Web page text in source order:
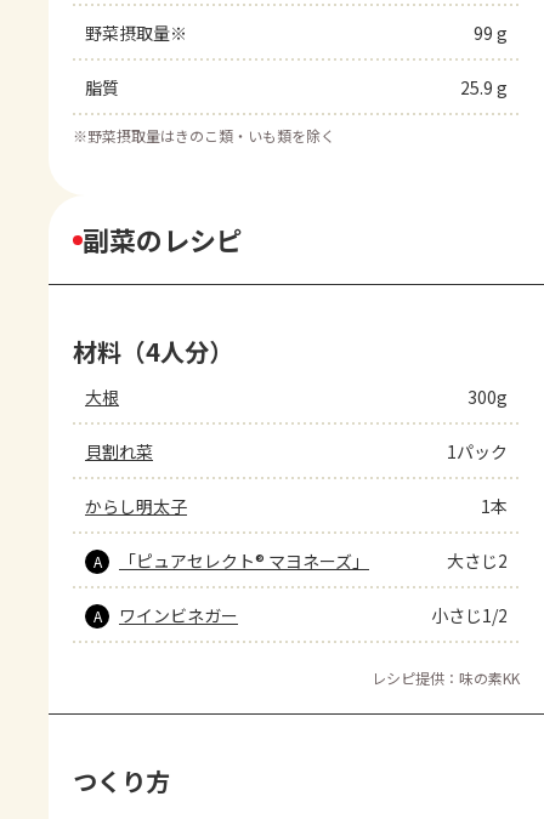
野菜摂取量※ 99 g
脂質 25.9 g
※野菜摂取量はきのこ類・いも類を除く
副菜のレシピ
材料（4人分）
大根 300g
貝割れ菜 1パック
からし明太子 1本
A 「ピュアセレクト® マヨネーズ」 大さじ2
A ワインビネガー 小さじ1/2
レシピ提供：味の素KK
つくり方